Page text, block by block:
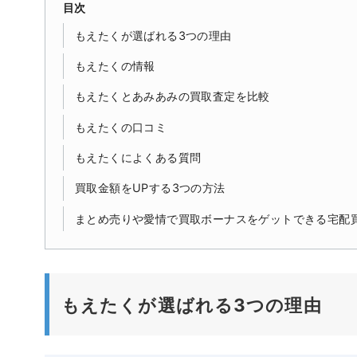
目次
もえたくが選ばれる3つの理由
もえたくの情報
もえたくとあみあみの買取査定を比較
もえたくの口コミ
もえたくによくある質問
買取金額をUPする3つの方法
まとめ売りや愛情で買取ボーナスをゲットできる宅配
もえたくが選ばれる3つの理由